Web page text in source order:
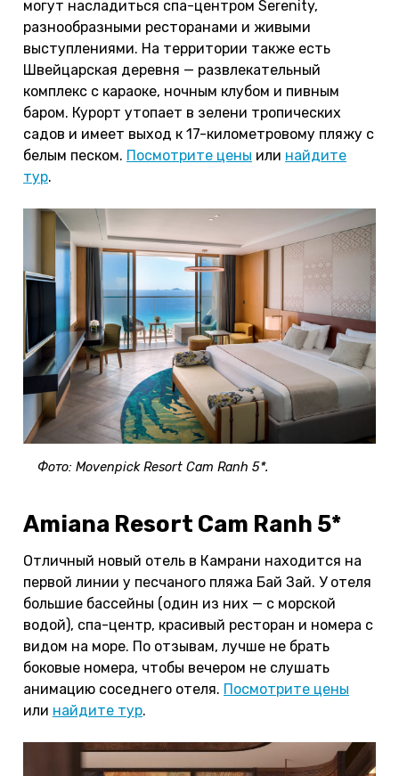
могут насладиться спа-центром Serenity,
разнообразными ресторанами и живыми
выступлениями. На территории также есть
Швейцарская деревня — развлекательный
комплекс с караоке, ночным клубом и пивным
баром. Курорт утопает в зелени тропических
садов и имеет выход к 17-километровому пляжу с
белым песком. Посмотрите цены или найдите
тур.
Фото: Movenpick Resort Cam Ranh 5*.
Amiana Resort Cam Ranh 5*
Отличный новый отель в Камрани находится на
первой линии у песчаного пляжа Бай Зай. У отеля
большие бассейны (один из них — с морской
водой), спа-центр, красивый ресторан и номера с
видом на море. По отзывам, лучше не брать
боковые номера, чтобы вечером не слушать
анимацию соседнего отеля. Посмотрите цены
или найдите тур.